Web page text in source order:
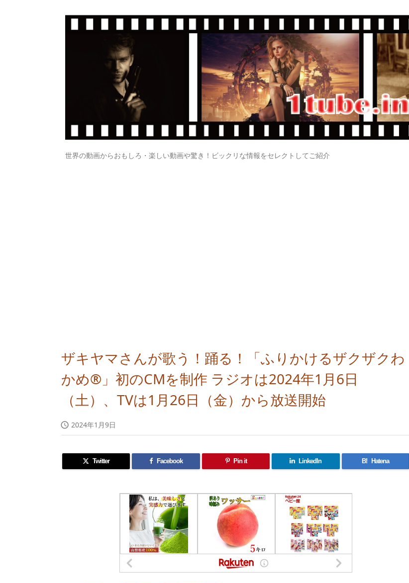
世界の動画からおもしろ・楽しい動画や驚き！ビックリな情報をセレクトしてご紹介
ザキヤマさんが歌う！踊る！「ふりかけるザクザクわ
かめ®」初のCMを制作 ラジオは2024年1月6日
（土）、TVは1月26日（金）から放送開始
 2024年1月9日
Twitter Facebook Pin it LinkedIn B! Hatena